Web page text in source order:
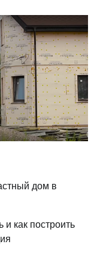
дом в
и как построить